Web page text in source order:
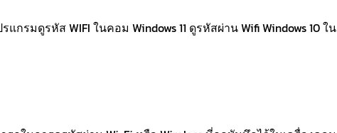
กรมดูรหัส WIFI ในคอม Windows 11 ดูรหัสผ่าน Wifi Windows 10 ใน